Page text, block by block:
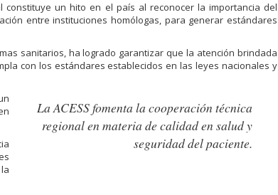
constituye un hito en el país al reconocer la importancia del
entre instituciones homólogas, para generar estándares
sanitarios, ha logrado garantizar que la atención brindada
con los estándares establecidos en las leyes nacionales y
La ACESS fomenta la cooperación técnica
regional en materia de calidad en salud y
seguridad del paciente.